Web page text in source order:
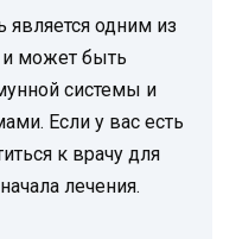
одним из
может быть
системы и
Если у вас есть
к врачу для
лечения.